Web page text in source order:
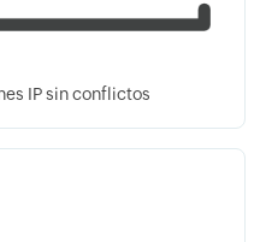
IP sin conflictos